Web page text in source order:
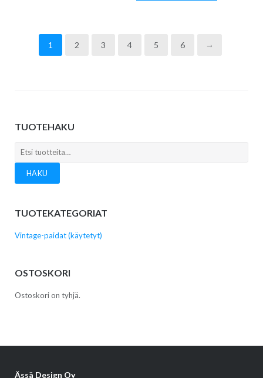
1 2 3 4 5 6 →
TUOTEHAKU
Etsi:
HAKU
TUOTEKATEGORIAT
Vintage-paidat (käytetyt)
OSTOSKORI
Ostoskori on tyhjä.
Ässä Design Oy